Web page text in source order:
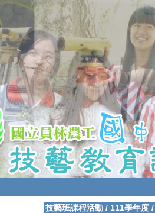
技藝班課程活動 / 111學年度